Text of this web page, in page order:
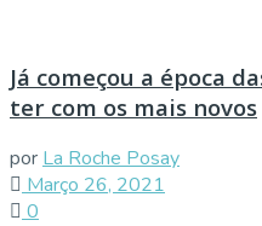
Já começou a época
ter com os mais novos
por La Roche Posay
Março 26, 2021
0